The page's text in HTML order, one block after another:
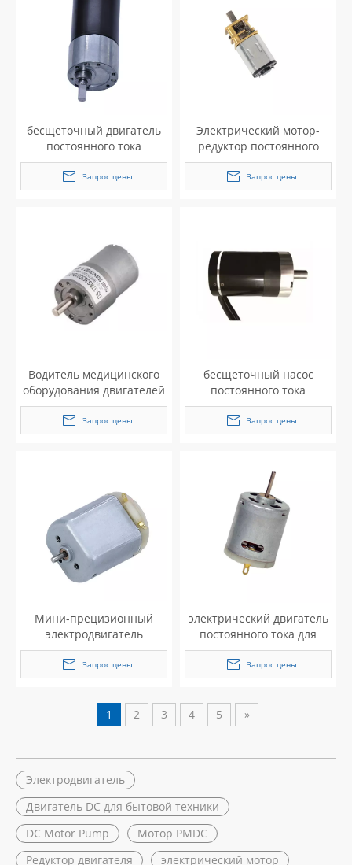
бесщеточный двигатель
постоянного тока
Запрос цены
Электрический мотор-
редуктор постоянного
тока для роботов/умных
замков/сексуальных
товаров
Запрос цены
Водитель медицинского
оборудования двигателей
постоянного тока
Запрос цены
бесщеточный насос
постоянного тока
Запрос цены
Мини-прецизионный
электродвигатель
постоянного тока (N20)
Запрос цены
электрический двигатель
постоянного тока для
бытовой техники
Запрос цены
1 2 3 4 5 »
Электродвигатель
Двигатель DC для бытовой техники
DC Motor Pump
Мотор PMDC
Редуктор двигателя
электрический мотор